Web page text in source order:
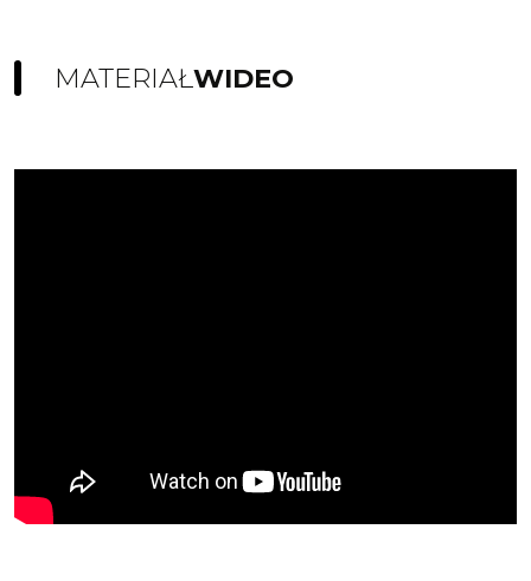
MATERIAŁWIDEO